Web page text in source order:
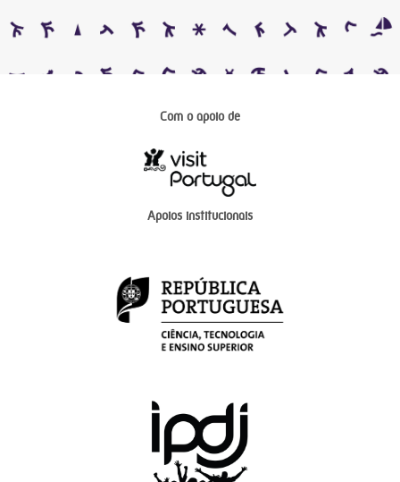
Com o apoio de
Apoios institucionais